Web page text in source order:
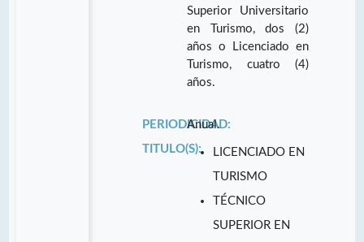
Superior Universitario
en Turismo, dos (2)
años o Licenciado en
Turismo, cuatro (4)
años.
PERIODICIDAD:
Anual.
TITULO(S):
LICENCIADO EN
TURISMO
TÉCNICO
SUPERIOR EN